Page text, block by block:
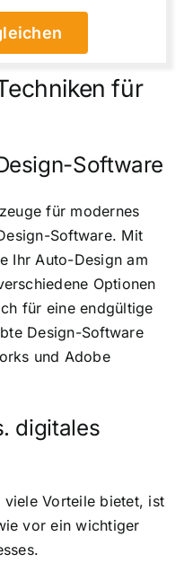
für
Software
für modernes
Software. Mit
Ihr Auto-Design am
Optionen
für eine endgültige
Design-Software
und Adobe
digitales
viele Vorteile bietet, ist
vor ein wichtiger